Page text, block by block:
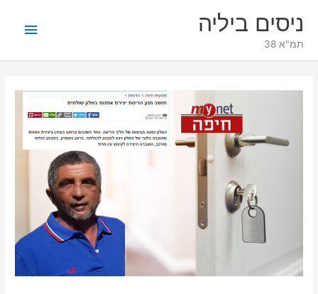
ניסים ביליה
תמ"א 38